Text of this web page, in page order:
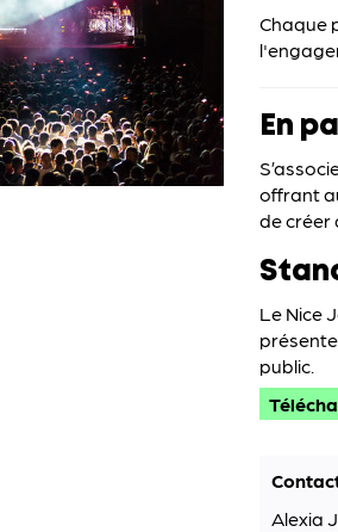
Chaque
En
offrant
de créer
Le Nice
public.
Alexia